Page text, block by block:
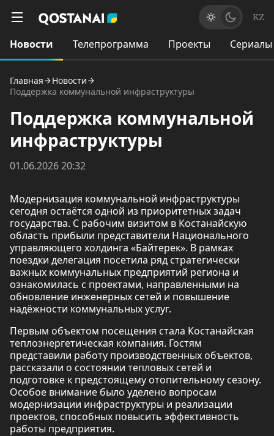
KZ
Новости Телепрограмма Проекты Сериалы
Главная
Новости
Поддержка коммунальной инфраструктуры
Поддержка коммунальной
инфраструктуры
01.06.2026 20:32
Модернизация коммунальной инфраструктуры
сегодня остаётся одной из приоритетных задач
государства. С рабочим визитом в Костанайскую
область прибыли представители Национального
управляющего холдинга «Байтерек». В рамках
поездки делегация посетила ряд стратегически
важных коммунальных предприятий региона и
ознакомилась с проектами, направленными на
обновление инженерных сетей и повышение
надёжности коммунальных услуг.
Первым объектом посещения стала Костанайская
теплоэнергетическая компания. Гостям
представили работу производственных объектов,
рассказали о состоянии тепловых сетей и
подготовке к предстоящему отопительному сезону.
Особое внимание было уделено вопросам
модернизации инфраструктуры и реализации
проектов, способных повысить эффективность
работы предприятия.